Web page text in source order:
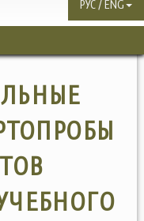
РУС / ENG